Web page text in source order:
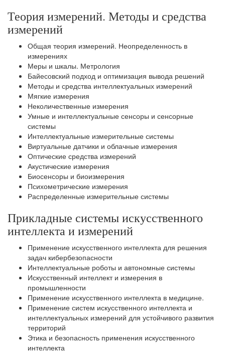
Теория измерений. Методы и средства
измерений
Общая теория измерений. Неопределенность в
измерениях
Меры и шкалы. Метрология
Байесовский подход и оптимизация вывода решений
Методы и средства интеллектуальных измерений
Мягкие измерения
Неколичественные измерения
Умные и интеллектуальные сенсоры и сенсорные
системы
Интеллектуальные измерительные системы
Виртуальные датчики и облачные измерения
Оптические средства измерений
Акустические измерения
Биосенсоры и биоизмерения
Психометрические измерения
Распределенные измерительные системы
Прикладные системы искусственного
интеллекта и измерений
Применение искусственного интеллекта для решения
задач кибербезопасности
Интеллектуальные роботы и автономные системы
Искусственный интеллект и измерения в
промышленности
Применение искусственного интеллекта в медицине.
Применение систем искусственного интеллекта и
интеллектуальных измерений для устойчивого развития
территорий
Этика и безопасность применения искусственного
интеллекта